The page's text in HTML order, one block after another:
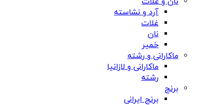
آرد و نشاسته
غلات
نان
خمیر
ماکارانی و رشته
ماکارانی و لازانیا
رشته
برنج
برنج ایرانی